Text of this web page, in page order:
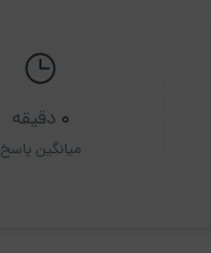
0 دقیقه
میانگین پاسخ